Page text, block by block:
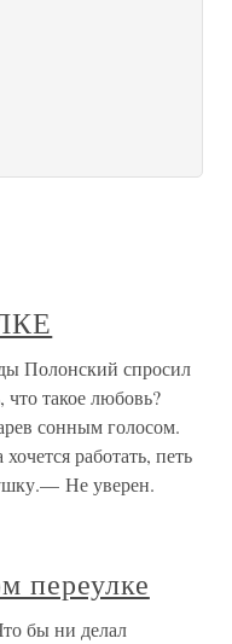
спросил
такое любовь?
сонным голосом.
работать, петь
Не уверен.
переулке
бы ни делал